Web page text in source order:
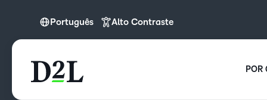
Português
Português
Alto Contraste
POR